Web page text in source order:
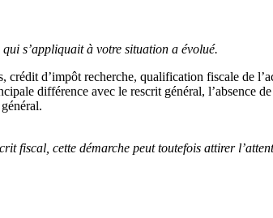
s’appliquait à votre situation a évolué.
d’impôt recherche, qualification fiscale de
différence avec le rescrit général, l’absence
fiscal, cette démarche peut toutefois attirer